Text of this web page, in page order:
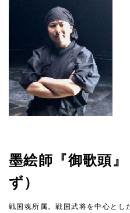
墨絵師『御歌頭
ず）
戦国魂所属。戦国武将を中心とし